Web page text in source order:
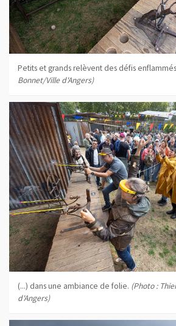
Petits et grands relèvent des défis
Bonnet/Ville d'Angers)
(...) dans une ambiance de folie. (Photo :
d'Angers)